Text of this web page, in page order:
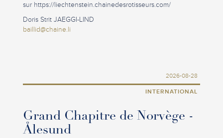
sur https://liechtenstein.chainedesrotisseurs.com/
Doris Strit JAEGGI-LIND
baillid@chaine.li
2026-08-28
INTERNATIONAL
Grand Chapitre de Norvège -
Ålesund